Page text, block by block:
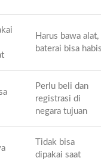
Harus bawa alat,
baterai bisa
Perlu beli dan
registrasi di
negara tujuan
Tidak bisa
dipakai saat